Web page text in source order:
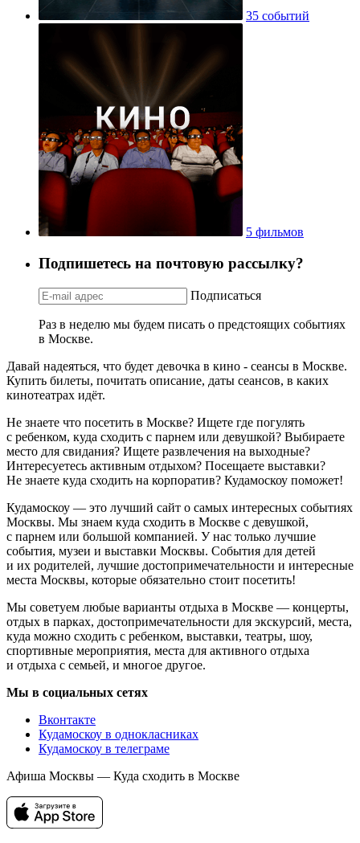
35 событий
5 фильмов
Подпишетесь на почтовую рассылку?
Подписаться
Раз в неделю мы будем писать о предстоящих событиях
в Москве.
Давай надеяться, что будет девочка в кино - сеансы в Москве.
Купить билеты, почитать описание, даты сеансов, в каких
кинотеатрах идёт.
Не знаете что посетить в Москве? Ищете где погулять
с ребенком, куда сходить с парнем или девушкой? Выбираете
место для свидания? Ищете развлечения на выходные?
Интересуетесь активным отдыхом? Посещаете выставки?
Не знаете куда сходить на корпоратив? Кудамоскоу поможет!
Кудамоскоу — это лучший сайт о самых интересных событиях
Москвы. Мы знаем куда сходить в Москве с девушкой,
с парнем или большой компанией. У нас только лучшие
события, музеи и выставки Москвы. События для детей
и их родителей, лучшие достопримечательности и интересные
места Москвы, которые обязательно стоит посетить!
Мы советуем любые варианты отдыха в Москве — концерты,
отдых в парках, достопримечательности для экскурсий, места,
куда можно сходить с ребенком, выставки, театры, шоу,
спортивные мероприятия, места для активного отдыха
и отдыха с семьей, и многое другое.
Мы в социальных сетях
Вконтакте
Кудамоскоу в однокласниках
Кудамоскоу в телеграме
Афиша Москвы — Куда сходить в Москве